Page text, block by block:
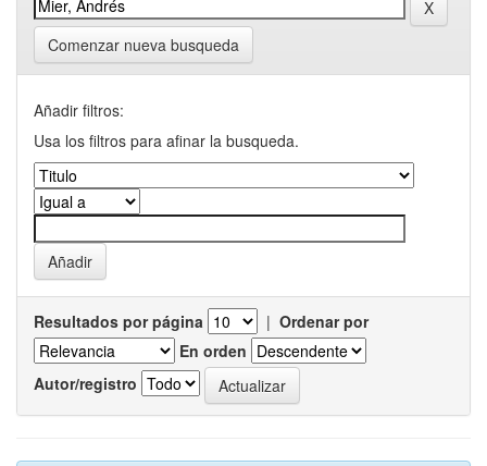
Comenzar nueva busqueda
Añadir filtros:
Usa los filtros para afinar la busqueda.
Resultados por página | Ordenar por
En orden
Autor/registro